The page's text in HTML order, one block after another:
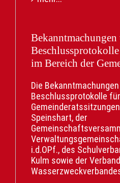
• Kein
Rathaus entfällt.
• Digitale
Bestätigung des
Siegel verfügbar.
• Bequeme Post:
Adressaufkleber für
und/oder Reisepass
nach Hause.
• Kostenlos: Der
gebührenfrei.
Was Sie dafür
Bekanntmachungen
im Bereich der
Die
Beschlussprotokolle
Speinshart, der
i.d.OPf., des
Kulm sowie der